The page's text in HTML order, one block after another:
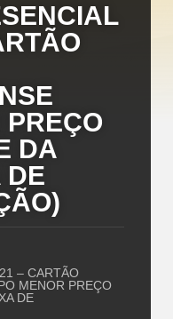
PREÇO
DA
DE
– CARTÃO
MENOR PREÇO
DE